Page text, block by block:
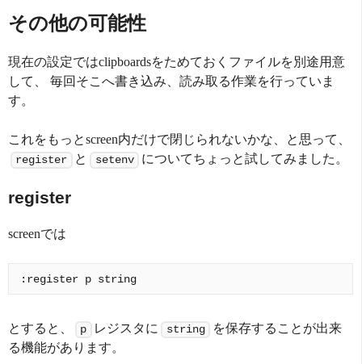
その他の可能性
現在の設定ではclipboardsをためておくファイルを別途用意
して、 毎回そこへ書き込み、読み取る作業を行っていま
す。
これをもっとscreen内だけで閉じられないかな、と思って、
register と setenv についてちょっと試してみました。
register
screenでは
とすると、 p レジスタに string
を保存することが出来
る機能があります。